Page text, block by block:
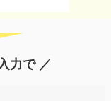
力で ／